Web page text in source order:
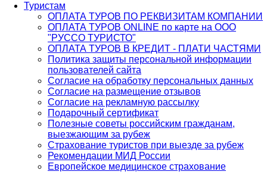
Туристам
ОПЛАТА ТУРОВ ПО РЕКВИЗИТАМ КОМПАНИИ
ОПЛАТА ТУРОВ ONLINE по карте на ООО
"РУССО ТУРИСТО"
ОПЛАТА ТУРОВ В КРЕДИТ - ПЛАТИ ЧАСТЯМИ
Политика защиты персональной информации
пользователей сайта
Согласие на обработку персональных данных
Согласие на размещение отзывов
Согласие на рекламную рассылку
Подарочный сертификат
Полезные советы российским гражданам,
выезжающим за рубеж
Страхование туристов при выезде за рубеж
Рекомендации МИД России
Европейское медицинское страхование